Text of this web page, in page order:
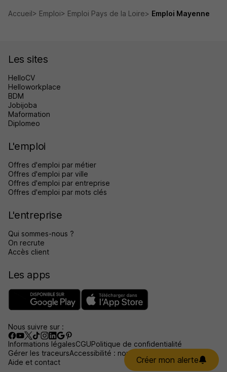
Créer mon alerte
Accueil Emploi Emploi Pays de la Loire Emploi Mayenne
Les sites
HelloCV
Helloworkplace
BDM
Jobijoba
Maformation
Diplomeo
L'emploi
Offres d'emploi par métier
Offres d'emploi par ville
Offres d'emploi par entreprise
Offres d'emploi par mots clés
L'entreprise
Qui sommes-nous ?
On recrute
Accès client
Les apps
Nous suivre sur :
Informations légalesCGUPolitique de confidentialité
Gérer les traceursAccessibilité : non conforme
Aide et contact